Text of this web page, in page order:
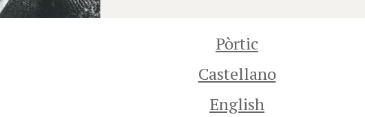
Pòrtic
Castellano
English